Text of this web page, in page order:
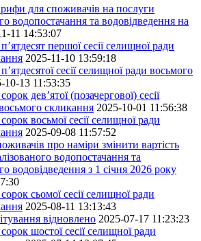
для споживачів на послуги
водопостачання та водовідведення на
11 14:53:07
першої сесії селищної ради
2025-11-10 13:59:18
сесії селищної ради восьмого
10-13 11:53:35
дев’ятої (позачергової) сесії
скликання 2025-10-01 11:56:38
восьмої сесії селищної ради
2025-09-08 11:57:52
про наміри змінити вартість
водопостачання та
водовідведення з 1 січня 2026 року
сьомої сесії селищної ради
2025-08-11 13:13:43
відновлено 2025-07-17 11:23:23
шостої сесії селищної ради